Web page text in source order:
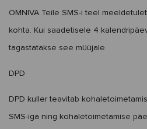
OMNIVA Teile SMS-i teel
kohta. Kui saadetisele 4
tagastatakse see müüjale.
DPD
DPD kuller teavitab
SMS-iga ning kohaletoimetamise